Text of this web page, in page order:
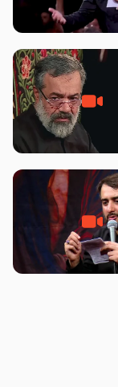
به‌ حق زهرا «أُنْظُرْ
شب هفتم ماه
تو خمیدم – حاج
– شهادت حضرت
علیه السلام
من عاشق کربلاتم
– شب هفتم – محرم